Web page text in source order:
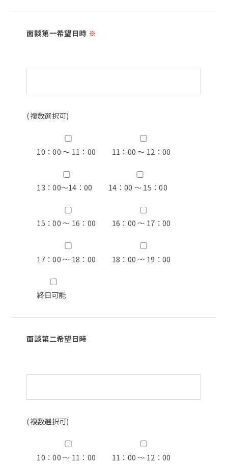
面談第一希望日時 ※
(複数選択可)
10：00 ～ 11：00 11：00 ～ 12：00
13：00〜14：00 14：00 ～ 15：00
15：00 ～ 16：00 16：00 ～ 17：00
17：00 ～ 18：00 18：00 ～ 19：00
終日可能
面談第二希望日時
(複数選択可)
10：00 ～ 11：00 11：00 ～ 12：00